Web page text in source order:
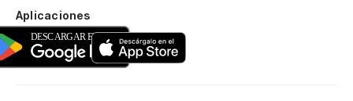
Aplicaciones